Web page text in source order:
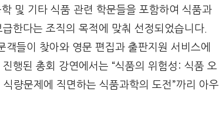
및 기타 식품 관련 학문들을 포함하여 식품과
한다는 조직의 목적에 맞춰 선정되었습니다.
들이 찾아와 영문 편집과 출판지원 서비스에
행된 총회 강연에서는 “식품의 위험성: 식품 오
량문제에 직면하는 식품과학의 도전”까리 아우